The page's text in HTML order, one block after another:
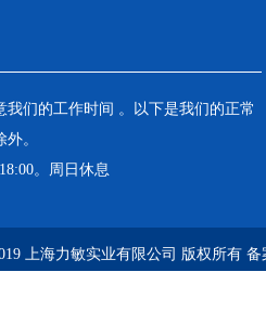
们的工作时间 。以下是我们的正常
。
。周日休息
上海力敏实业有限公司 版权所有 备